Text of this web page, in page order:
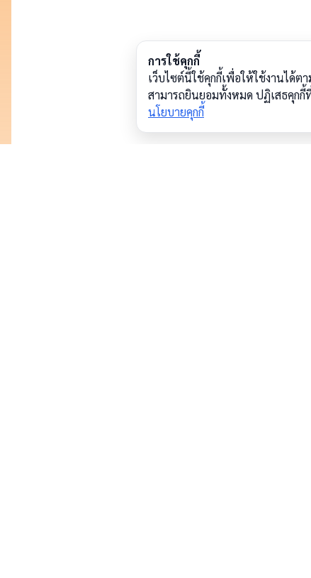
การใช้คุกกี้
เว็บไซต์นี้ใช้คุกกี้เพื่อให้ใช้งานได้
สามารถยินยอมทั้งหมด ปฏิเสธคุก
นโยบายคุกกี้